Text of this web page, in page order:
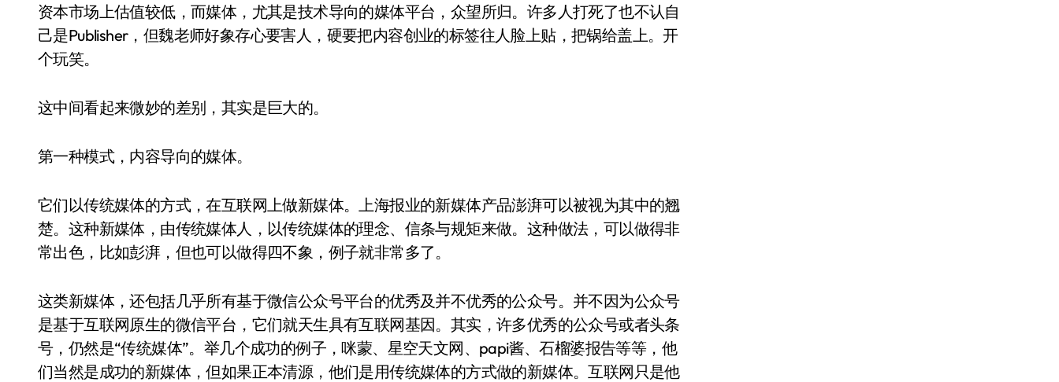
资本市场上估值较低，而媒体，尤其是技术导向的媒体平台，众望所归。许多人打死了也不认自
己是Publisher，但魏老师好象存心要害人，硬要把内容创业的标签往人脸上贴，把锅给盖上。开
个玩笑。
这中间看起来微妙的差别，其实是巨大的。
第一种模式，内容导向的媒体。
它们以传统媒体的方式，在互联网上做新媒体。上海报业的新媒体产品澎湃可以被视为其中的翘
楚。这种新媒体，由传统媒体人，以传统媒体的理念、信条与规矩来做。这种做法，可以做得非
常出色，比如彭湃，但也可以做得四不象，例子就非常多了。
这类新媒体，还包括几乎所有基于微信公众号平台的优秀及并不优秀的公众号。并不因为公众号
是基于互联网原生的微信平台，它们就天生具有互联网基因。其实，许多优秀的公众号或者头条
号，仍然是“传统媒体”。举几个成功的例子，咪蒙、星空天文网、papi酱、石榴婆报告等等，他
们当然是成功的新媒体，但如果正本清源，他们是用传统媒体的方式做的新媒体。互联网只是他